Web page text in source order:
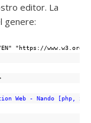
editor. La
genere:
EN" "https://www.w3.org/
Web - Nando [php,